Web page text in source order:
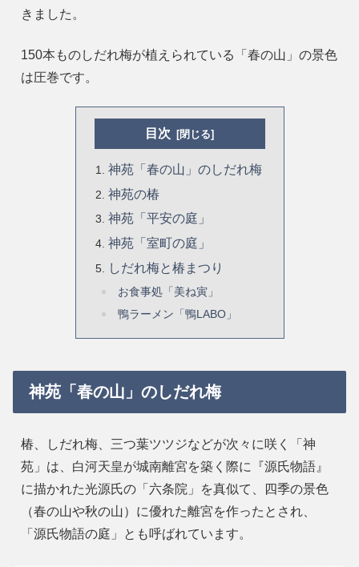
きました。
150本ものしだれ梅が植えられている「春の山」の景色
は圧巻です。
目次
神苑「春の山」のしだれ梅
神苑の椿
神苑「平安の庭」
神苑「室町の庭」
しだれ梅と椿まつり
お食事処「美ね寅」
鴨ラーメン「鴨LABO」
神苑「春の山」のしだれ梅
椿、しだれ梅、三つ葉ツツジなどが次々に咲く「神
苑」は、白河天皇が城南離宮を築く際に『源氏物語』
に描かれた光源氏の「六条院」を真似て、四季の景色
（春の山や秋の山）に優れた離宮を作ったとされ、
「源氏物語の庭」とも呼ばれています。